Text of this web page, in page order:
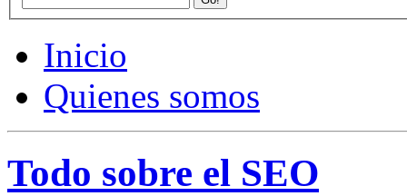
Inicio
Quienes somos
Todo sobre el SEO